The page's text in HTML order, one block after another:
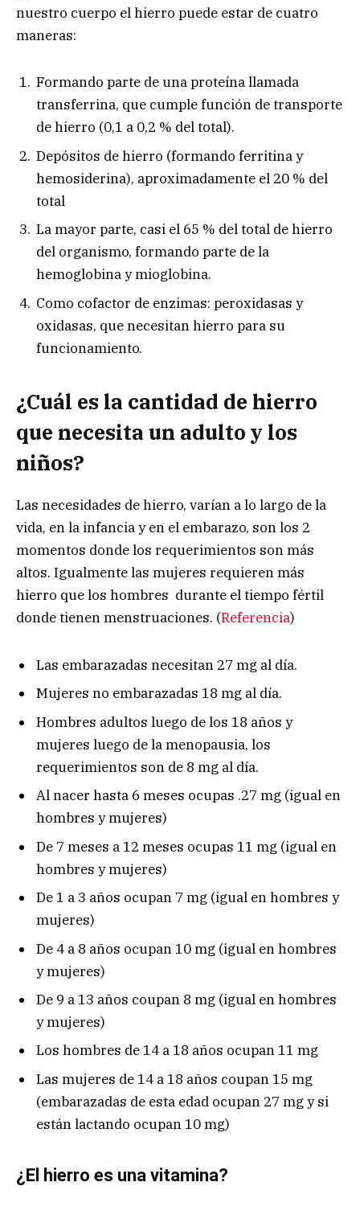
nuestro cuerpo el hierro puede estar de cuatro
maneras:
Formando parte de una proteína llamada
transferrina, que cumple función de transporte
de hierro (0,1 a 0,2 % del total).
Depósitos de hierro (formando ferritina y
hemosiderina), aproximadamente el 20 % del
total
La mayor parte, casi el 65 % del total de hierro
del organismo, formando parte de la
hemoglobina y mioglobina.
Como cofactor de enzimas: peroxidasas y
oxidasas, que necesitan hierro para su
funcionamiento.
¿Cuál es la cantidad de hierro
que necesita un adulto y los
niños?
Las necesidades de hierro, varían a lo largo de la
vida, en la infancia y en el embarazo, son los 2
momentos donde los requerimientos son más
altos. Igualmente las mujeres requieren más
hierro que los hombres durante el tiempo fértil
donde tienen menstruaciones. (Referencia)
Las embarazadas necesitan 27 mg al día.
Mujeres no embarazadas 18 mg al día.
Hombres adultos luego de los 18 años y
mujeres luego de la menopausia, los
requerimientos son de 8 mg al día.
Al nacer hasta 6 meses ocupas .27 mg (igual en
hombres y mujeres)
De 7 meses a 12 meses ocupas 11 mg (igual en
hombres y mujeres)
De 1 a 3 años ocupan 7 mg (igual en hombres y
mujeres)
De 4 a 8 años ocupan 10 mg (igual en hombres
y mujeres)
De 9 a 13 años coupan 8 mg (igual en hombres
y mujeres)
Los hombres de 14 a 18 años ocupan 11 mg
Las mujeres de 14 a 18 años coupan 15 mg
(embarazadas de esta edad ocupan 27 mg y si
están lactando ocupan 10 mg)
¿El hierro es una vitamina?